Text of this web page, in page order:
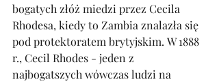
bogatych złóż miedzi przez Cecila
Rhodesa, kiedy to Zambia znalazła się
pod protektoratem brytyjskim. W 1888
r., Cecil Rhodes - jeden z
najbogatszych wówczas ludzi na